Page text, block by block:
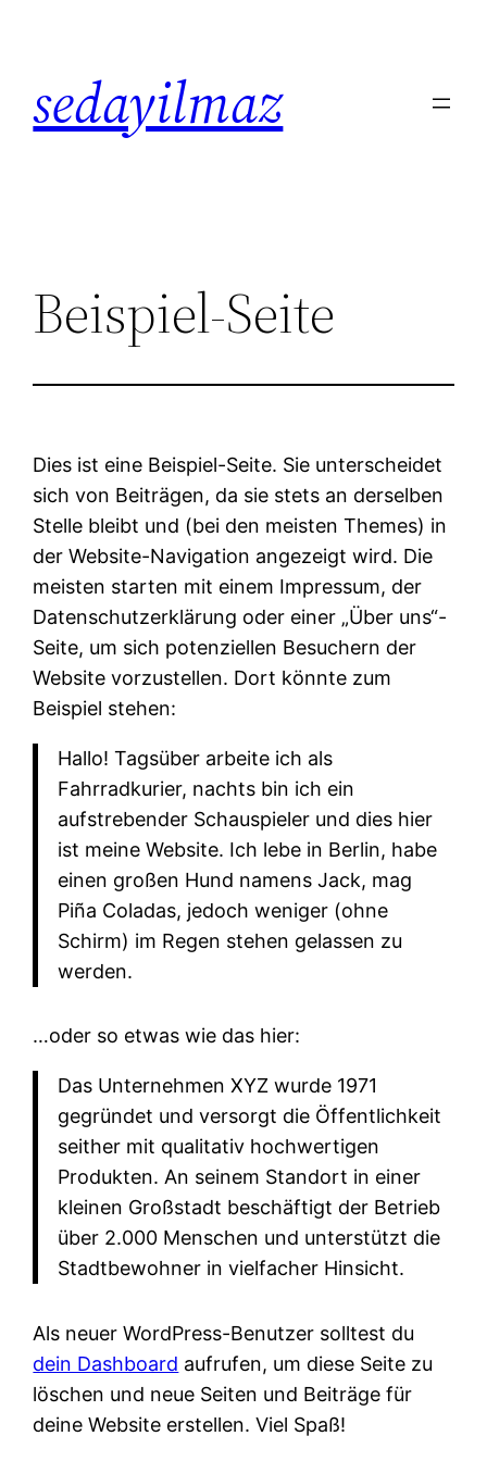
sedayilmaz
Beispiel-Seite
Dies ist eine Beispiel-Seite. Sie unterscheidet
sich von Beiträgen, da sie stets an derselben
Stelle bleibt und (bei den meisten Themes) in
der Website-Navigation angezeigt wird. Die
meisten starten mit einem Impressum, der
Datenschutzerklärung oder einer „Über uns“-
Seite, um sich potenziellen Besuchern der
Website vorzustellen. Dort könnte zum
Beispiel stehen:
Hallo! Tagsüber arbeite ich als
Fahrradkurier, nachts bin ich ein
aufstrebender Schauspieler und dies hier
ist meine Website. Ich lebe in Berlin, habe
einen großen Hund namens Jack, mag
Piña Coladas, jedoch weniger (ohne
Schirm) im Regen stehen gelassen zu
werden.
…oder so etwas wie das hier:
Das Unternehmen XYZ wurde 1971
gegründet und versorgt die Öffentlichkeit
seither mit qualitativ hochwertigen
Produkten. An seinem Standort in einer
kleinen Großstadt beschäftigt der Betrieb
über 2.000 Menschen und unterstützt die
Stadtbewohner in vielfacher Hinsicht.
Als neuer WordPress-Benutzer solltest du
dein Dashboard aufrufen, um diese Seite zu
löschen und neue Seiten und Beiträge für
deine Website erstellen. Viel Spaß!